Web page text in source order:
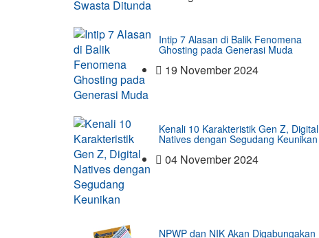
Intip 7 Alasan di Balik Fenomena
Ghosting pada Generasi Muda
19 November 2024
Kenali 10 Karakteristik Gen Z, Digital
Natives dengan Segudang Keunikan
04 November 2024
NPWP dan NIK Akan Digabungakan